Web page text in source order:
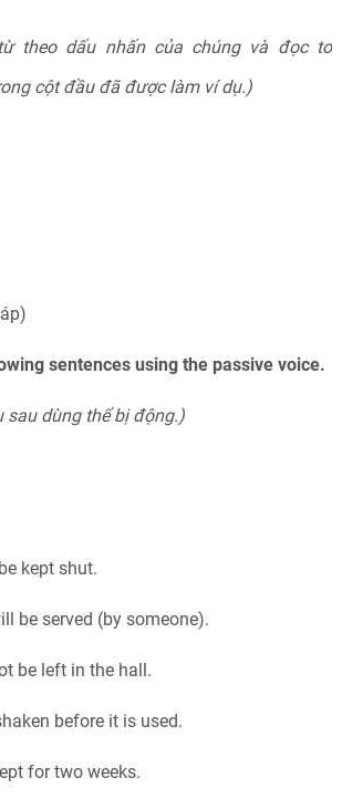
theo dấu nhấn của chúng và đọc to
cột đầu đã được làm ví dụ.)
sentences using the passive voice.
sau dùng thể bị động.)
kept shut.
be served (by someone).
be left in the hall.
before it is used.
for two weeks.